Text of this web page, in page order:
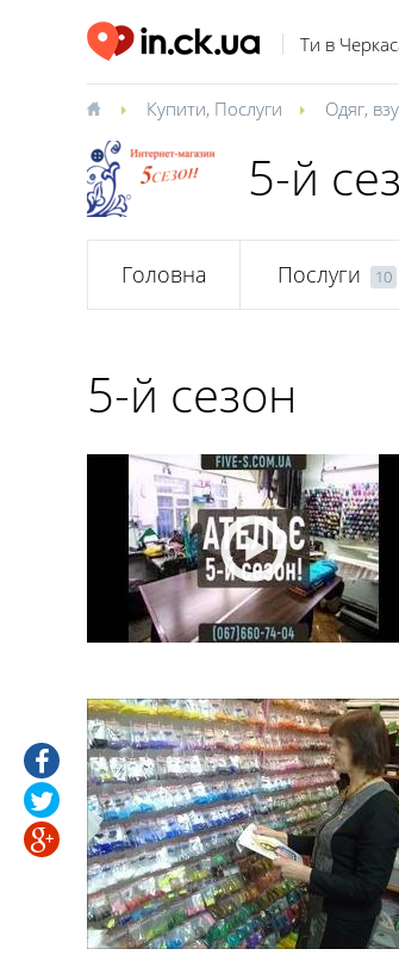
Ти в
Купити, Послуги Одяг,
5-й
Головна Послуги 10
5-й сезон